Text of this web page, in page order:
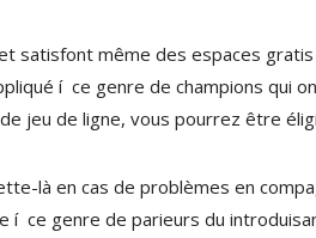
satisfont même des espaces
í ce genre de champions qui
jeu de ligne, vous pourrez être
là en cas de problèmes en
í ce genre de parieurs du